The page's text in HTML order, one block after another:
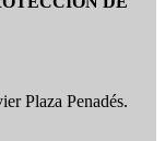
Plaza Penadés.